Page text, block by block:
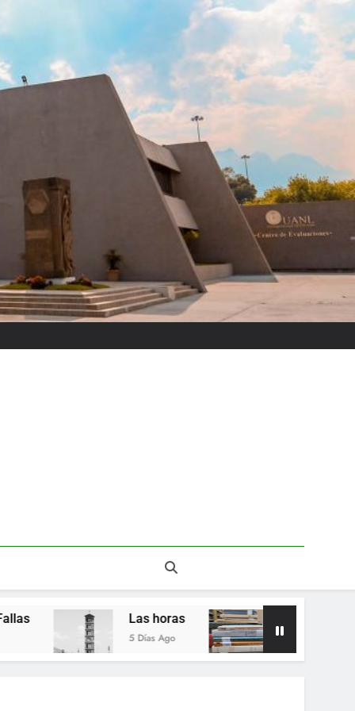
Las horas Del valor en la literatura
2 Semanas Ago